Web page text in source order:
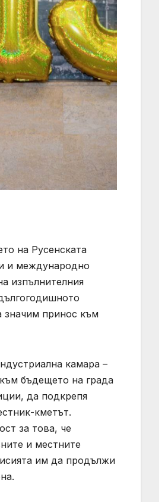
на Русенската
и международно
изпълнителния
значим принос към
камара –
бъдещето на града
да подкрепя
кметът.
за това, че
и местните
им да продължи